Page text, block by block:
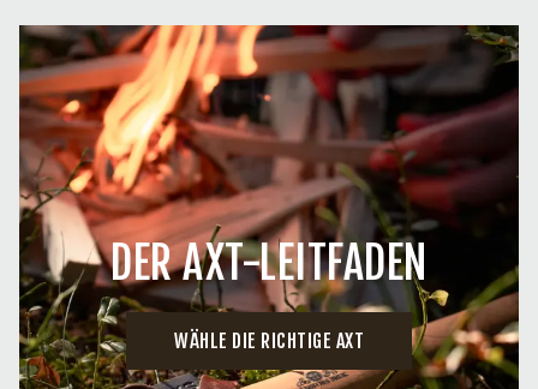
DER AXT-LEITFADEN
WÄHLE DIE RICHTIGE AXT